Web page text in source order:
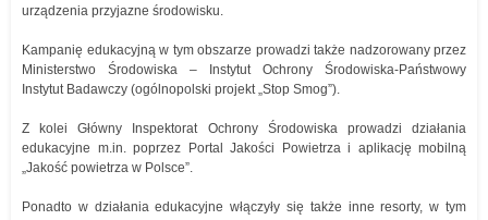
urządzenia przyjazne środowisku.
Kampanię edukacyjną w tym obszarze prowadzi także nadzorowany przez
Ministerstwo Środowiska – Instytut Ochrony Środowiska-Państwowy
Instytut Badawczy (ogólnopolski projekt „Stop Smog”).
Z kolei Główny Inspektorat Ochrony Środowiska prowadzi działania
edukacyjne m.in. poprzez Portal Jakości Powietrza i aplikację mobilną
„Jakość powietrza w Polsce”.
Ponadto w działania edukacyjne włączyły się także inne resorty, w tym